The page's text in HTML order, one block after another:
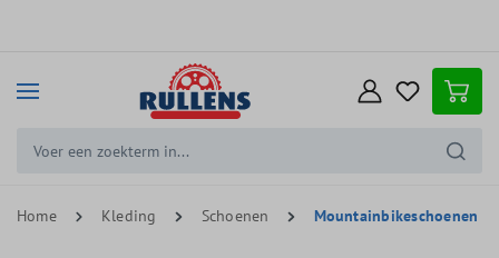
Home Kleding Schoenen Mountainbikeschoenen